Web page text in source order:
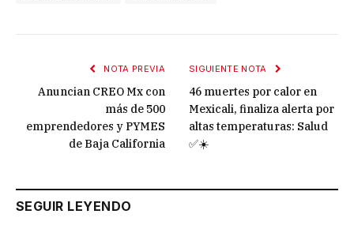
NOTA PREVIA
Anuncian CREO Mx con
más de 500
emprendedores y PYMES
de Baja California
SIGUIENTE NOTA
46 muertes por calor en
Mexicali, finaliza alerta por
altas temperaturas: Salud
✅☀️
SEGUIR LEYENDO